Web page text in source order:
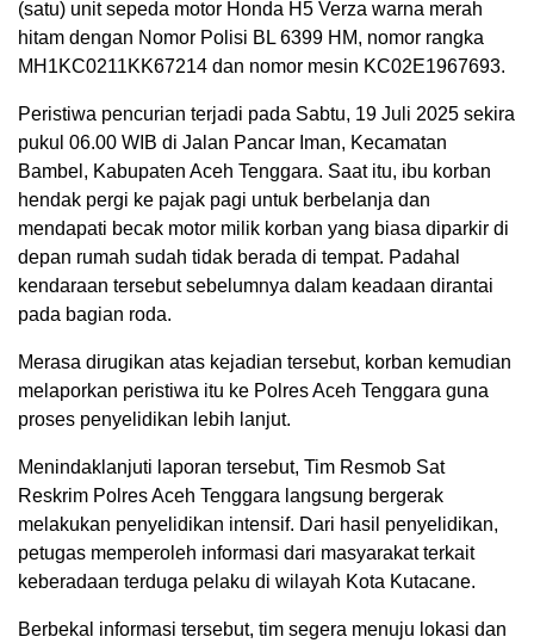
(satu) unit sepeda motor Honda H5 Verza warna merah
hitam dengan Nomor Polisi BL 6399 HM, nomor rangka
MH1KC0211KK67214 dan nomor mesin KC02E1967693.
Peristiwa pencurian terjadi pada Sabtu, 19 Juli 2025 sekira
pukul 06.00 WIB di Jalan Pancar Iman, Kecamatan
Bambel, Kabupaten Aceh Tenggara. Saat itu, ibu korban
hendak pergi ke pajak pagi untuk berbelanja dan
mendapati becak motor milik korban yang biasa diparkir di
depan rumah sudah tidak berada di tempat. Padahal
kendaraan tersebut sebelumnya dalam keadaan dirantai
pada bagian roda.
Merasa dirugikan atas kejadian tersebut, korban kemudian
melaporkan peristiwa itu ke Polres Aceh Tenggara guna
proses penyelidikan lebih lanjut.
Menindaklanjuti laporan tersebut, Tim Resmob Sat
Reskrim Polres Aceh Tenggara langsung bergerak
melakukan penyelidikan intensif. Dari hasil penyelidikan,
petugas memperoleh informasi dari masyarakat terkait
keberadaan terduga pelaku di wilayah Kota Kutacane.
Berbekal informasi tersebut, tim segera menuju lokasi dan